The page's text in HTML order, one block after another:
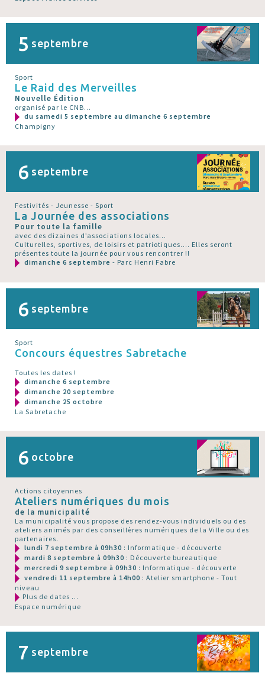
5 septembre
Sport
Le Raid des Merveilles
Nouvelle Édition
organisé par le CNB...
du samedi 5 septembre au dimanche 6 septembre
Champigny
6 septembre
Festivités - Jeunesse - Sport
La Journée des associations
Pour toute la famille
avec des dizaines d’associations locales...
Culturelles, sportives, de loisirs et patriotiques.... Elles seront
présentes toute la journée pour vous rencontrer !!
dimanche 6 septembre - Parc Henri Fabre
6 septembre
Sport
Concours équestres Sabretache
Toutes les dates !
dimanche 6 septembre
dimanche 20 septembre
dimanche 25 octobre
La Sabretache
6 octobre
Actions citoyennes
Ateliers numériques du mois
de la municipalité
La municipalité vous propose des rendez-vous individuels ou des
ateliers animés par des conseillères numériques de la Ville ou des
partenaires.
lundi 7 septembre à 09h30 : Informatique - découverte
mardi 8 septembre à 09h30 : Découverte bureautique
mercredi 9 septembre à 09h30 : Informatique - découverte
vendredi 11 septembre à 14h00 : Atelier smartphone - Tout
niveau
Plus de dates ...
Espace numérique
7 septembre